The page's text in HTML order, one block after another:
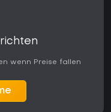
wenn Preise fallen